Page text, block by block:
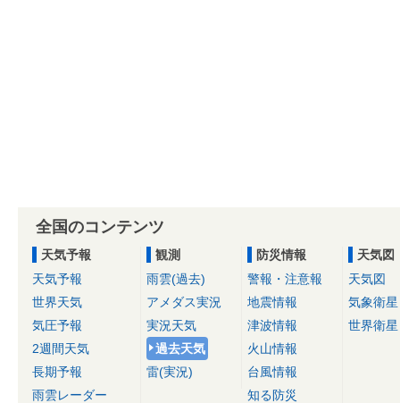
全国のコンテンツ
天気予報
天気予報
世界天気
気圧予報
2週間天気
長期予報
雨雲レーダー
観測
雨雲(過去)
アメダス実況
実況天気
過去天気
雷(実況)
防災情報
警報・注意報
地震情報
津波情報
火山情報
台風情報
知る防災
天気図
天気図
気象衛星
世界衛星